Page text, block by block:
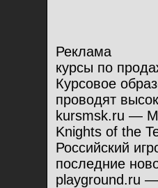
Реклама
курсы по
Курсовое
проводят
kursmsk.ru —
Knights of the
Российский
последние
playground.ru